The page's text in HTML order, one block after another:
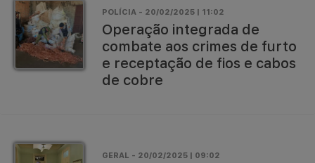
POLÍCIA - 20/02/2025 | 11:02
Operação integrada de
combate aos crimes de furto
e receptação de fios e cabos
de cobre
GERAL - 20/02/2025 | 09:02